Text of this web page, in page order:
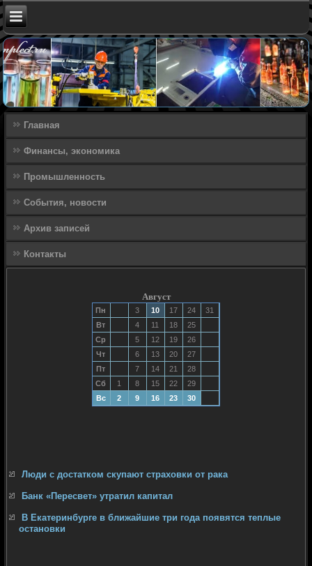
Главная
Финансы, экономика
Промышленность
События, новости
Архив записей
Контакты
Август
Пн 3 10 17 24
31
Вт
4 11 18
25
Ср
5 12 19
26
Чт
6 13 20
27
Пт
7 14 21
28
Сб
1 8 15 22
29
Вс
2 9 16 23 30
Люди с достатком скупают страховки от рака
Банк «Пересвет» утратил капитал
В Екатеринбурге в ближайшие три года появятся теплые
остановки